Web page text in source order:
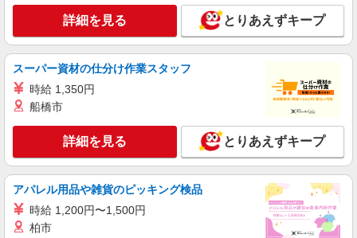
ライフ南千住店（店舗コード875）
登録販売者
時給1,435円以上
ライフ南千住店 東京都荒川区南千住6-43-13
キープ 詳細を見る
ライフ東日暮里店（店舗コード647）
青果
詳細を見る とりあえずキープ
スーパー資材の仕分け作業スタッフ
時給 1,350円
船橋市
詳細を見る とりあえずキープ
アパレル用品や雑貨のピッキング検品
時給 1,200円〜1,500円
柏市